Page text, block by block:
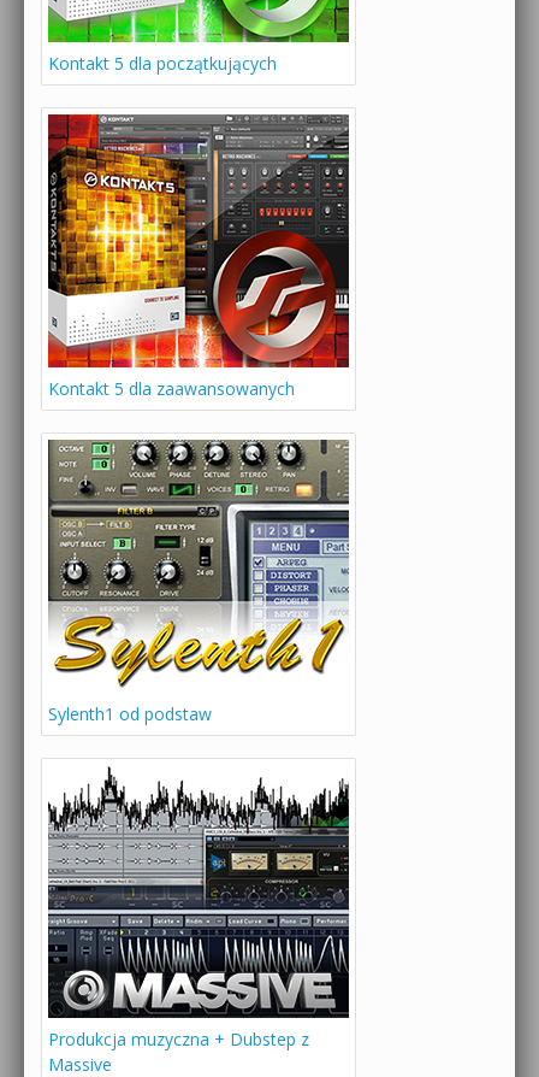
Kontakt 5 dla początkujących
Kontakt 5 dla zaawansowanych
Sylenth1 od podstaw
Produkcja muzyczna + Dubstep z
Massive